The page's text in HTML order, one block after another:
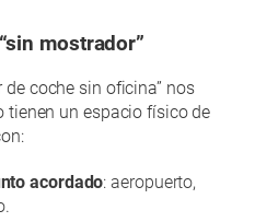
mostrador”
coche sin oficina” nos
tienen un espacio físico de
acordado: aeropuerto,